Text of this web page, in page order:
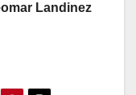
Landinez